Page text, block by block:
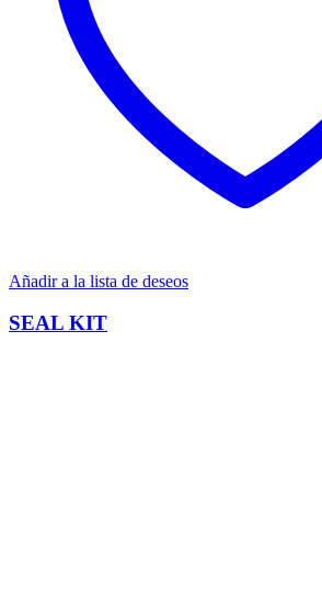
Añadir a la lista de deseos
SEAL KIT